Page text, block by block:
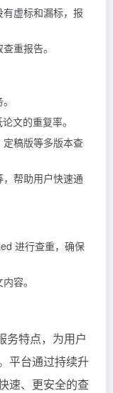
虚标和漏标，报
重报告。
文的重复率。
定稿版等多版本查
帮助用户快速通
进行查重，确保
容。
务特点，为用户
平台通过持续升
速、更安全的查